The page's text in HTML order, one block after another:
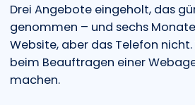
Drei Angebote eingeholt, das
genommen – und sechs
Website, aber das Telefon
beim Beauftragen einer
machen.